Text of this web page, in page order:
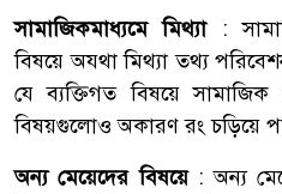
সামাজিকমাধ্যমে মিথ্যা:
বিষয়ে অযথা মিথ্যা তথ্য
যে ব্যক্তিগত বিষয়ে
বিষয়গুলোও অকারণ রং চড়িয়ে
অন্য মেয়েদের বিষয়ে: অন্য